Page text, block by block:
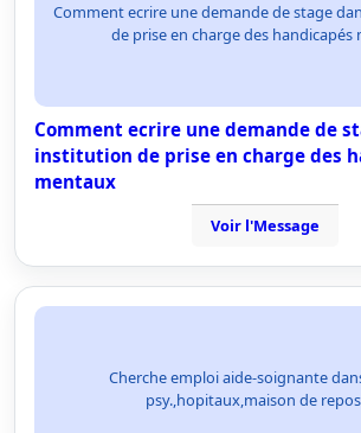
Comment ecrire une demande de stage
de prise en charge des handicapés
Comment ecrire une demande de
institution de prise en charge des
mentaux
Voir l'Message
Cherche emploi aide-soignante
psy.,hopitaux,maison de